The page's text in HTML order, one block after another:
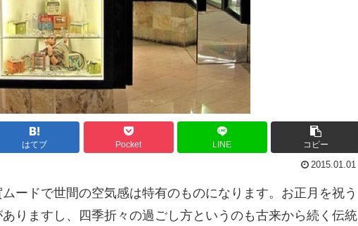
はてブ Pocket LINE コピー
2015.01.01
ードで世間の空気感は特有のものになります。お正月を祝う
りますし、四季折々の過ごし方というのも古来から続く伝統